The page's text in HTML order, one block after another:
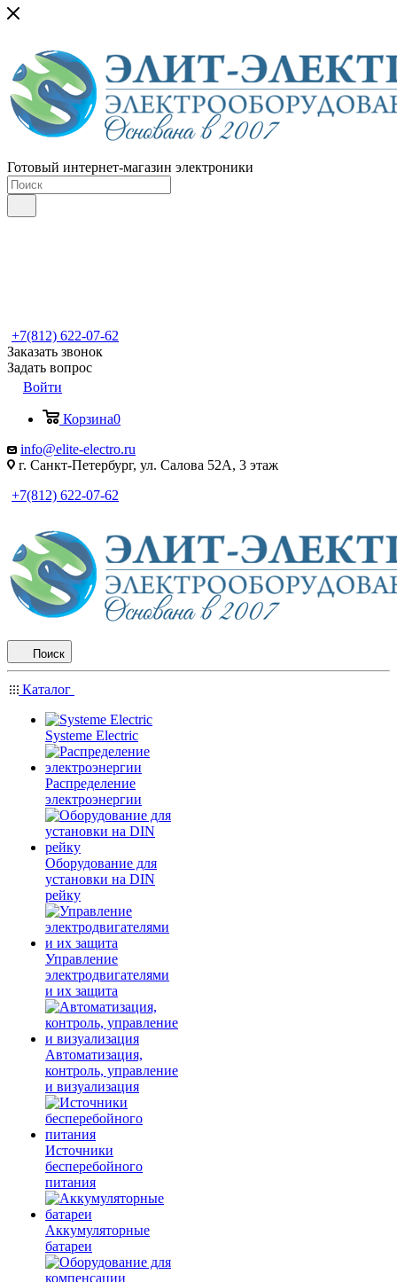
Готовый интернет-магазин электроники
+7(812) 622-07-62
Заказать звонок
Задать вопрос
Войти
Корзина0
info@elite-electro.ru
г. Санкт-Петербург, ул. Салова 52А, 3 этаж
+7(812) 622-07-62
Поиск
Каталог
Systeme Electric
Распределение
электроэнергии
Оборудование для
установки на DIN
рейку
Управление
электродвигателями
и их защита
Автоматизация,
контроль, управление
и визуализация
Источники
бесперебойного
питания
Аккумуляторные
батареи